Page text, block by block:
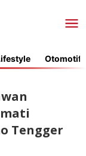
Otomotif
Tengger